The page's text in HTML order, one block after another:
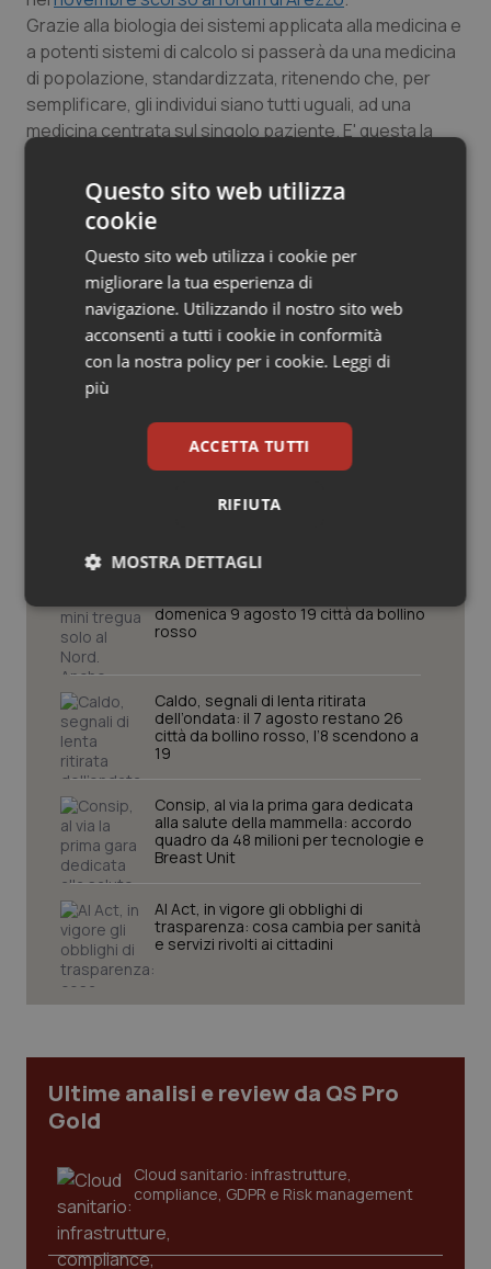
Salute orale & impianti
Sangue & coagulazione
Tiroide
Tumore al seno
Tumore ovarico
Tumori del Polmone & Testa Collo
Tumori gastrointestinali
Ulcera & Reflusso
Grazie alla biologia dei sistemi applicata alla medicina e
a potenti sistemi di calcolo si passerà da una medicina
di popolazione, standardizzata, ritenendo che, per
semplificare, gli individui siano tutti uguali, ad una
medicina centrata sul singolo paziente. E' questa la
Claudia Rossi Carrera
20 Marzo 2013
© Riproduzione riservata
domenica 9 agosto 19 città da bollino
rosso
Caldo, segnali di lenta ritirata
dell’ondata: il 7 agosto restano 26
città da bollino rosso, l’8 scendono a
19
Consip, al via la prima gara dedicata
alla salute della mammella: accordo
quadro da 48 milioni per tecnologie e
Breast Unit
AI Act, in vigore gli obblighi di
trasparenza: cosa cambia per sanità
e servizi rivolti ai cittadini
Ultime analisi e review da QS Pro
Gold
Cloud sanitario: infrastrutture,
compliance, GDPR e Risk management
Questo sito web utilizza
cookie
Questo sito web utilizza i cookie per
migliorare la tua esperienza di
navigazione. Utilizzando il nostro sito web
acconsenti a tutti i cookie in conformità
con la nostra policy per i cookie. Leggi di
più
ACCETTA TUTTI
RIFIUTA
MOSTRA DETTAGLI
Necessari Statistici Marketing
Necessari
I cookie necessari contribuiscono a rendere fruibile il
sito web abilitandone funzionalità di base quali la
navigazione sulle pagine e l'accesso alle aree
protette del sito. Il sito web non è in grado di
funzionare correttamente senza questi cookie.
Nome
Fornitore/Dominio
VISITOR_PRIVACY_METADATA
YouTube
.youtube.com